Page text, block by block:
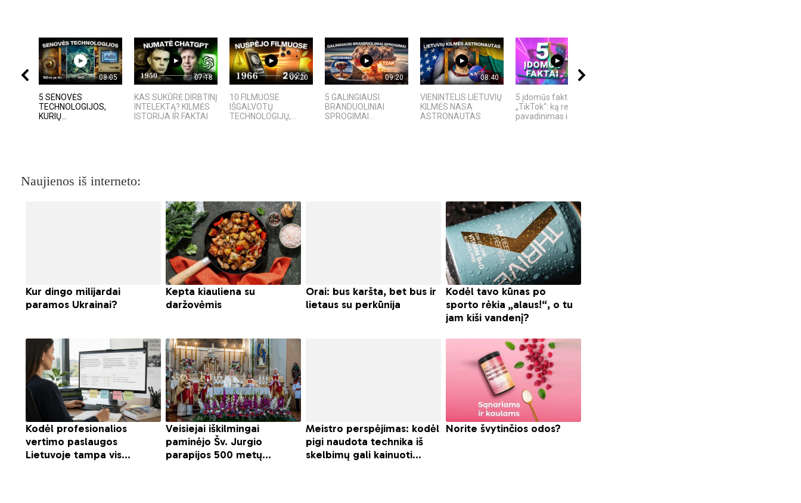
08:05
5 SENOVĖS
TECHNOLOGIJOS,
KURIŲ...
07:18
KAS SUKŪRĖ DIRBTINĮ
INTELEKTĄ? KILMĖS
ISTORIJA IR FAKTAI
09:20
10 FILMUOSE
IŠGALVOTŲ
TECHNOLOGIJŲ,...
09:20
5 GALINGIAUSI
BRANDUOLINIAI
SPROGIMAI...
08:40
VIENINTELIS LIETUVIŲ
KILMĖS NASA
ASTRONAUTAS
04:13
5 įdomūs faktai apie
„TikTok“: ką reiškia
pavadinimas ir ne tik
Naujienos iš interneto: